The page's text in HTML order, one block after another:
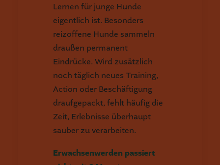
Lernen für junge Hunde
eigentlich ist. Besonders
reizoffene Hunde sammeln
draußen permanent
Eindrücke. Wird zusätzlich
noch täglich neues Training,
Action oder Beschäftigung
draufgepackt, fehlt häufig die
Zeit, Erlebnisse überhaupt
sauber zu verarbeiten.
Erwachsenwerden passiert